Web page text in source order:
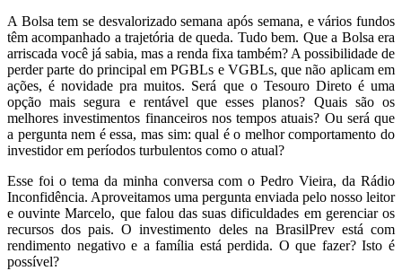
A Bolsa tem se desvalorizado semana após semana, e vários fundos
têm acompanhado a trajetória de queda. Tudo bem. Que a Bolsa era
arriscada você já sabia, mas a renda fixa também? A possibilidade de
perder parte do principal em PGBLs e VGBLs, que não aplicam em
ações, é novidade pra muitos. Será que o Tesouro Direto é uma
opção mais segura e rentável que esses planos? Quais são os
melhores investimentos financeiros nos tempos atuais? Ou será que
a pergunta nem é essa, mas sim: qual é o melhor comportamento do
investidor em períodos turbulentos como o atual?
Esse foi o tema da minha conversa com o Pedro Vieira, da Rádio
Inconfidência. Aproveitamos uma pergunta enviada pelo nosso leitor
e ouvinte Marcelo, que falou das suas dificuldades em gerenciar os
recursos dos pais. O investimento deles na BrasilPrev está com
rendimento negativo e a família está perdida. O que fazer? Isto é
possível?